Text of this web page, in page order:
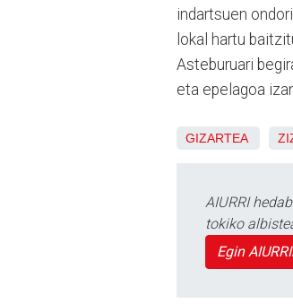
indartsuen
lokal hartu
Asteburuari
eta epelagoa
GIZARTEA
AIURRI
tokiko
Egin